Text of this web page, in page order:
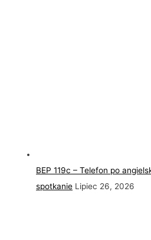
BEP 119c – Telefon po
spotkanie Lipiec 26, 2026